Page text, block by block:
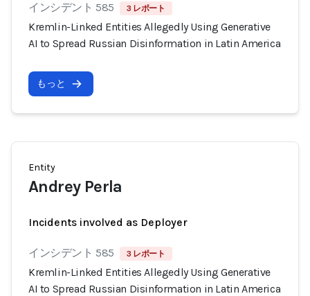
インシデント 585 3 レポート
Kremlin-Linked Entities Allegedly Using Generative
AI to Spread Russian Disinformation in Latin America
もっと
Entity
Andrey Perla
Incidents involved as Deployer
インシデント 585 3 レポート
Kremlin-Linked Entities Allegedly Using Generative
AI to Spread Russian Disinformation in Latin America